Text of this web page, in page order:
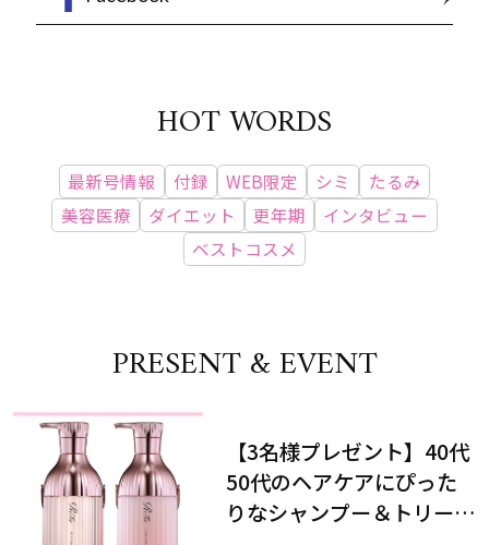
HOT WORDS
最新号情報 付録 WEB限定 シミ
たるみ
美容医療
ダイエット 更年期
インタビュー
ベストコスメ
PRESENT & EVENT
【3名様プレゼント】40代
50代のヘアケアにぴった
りなシャンプー＆トリート